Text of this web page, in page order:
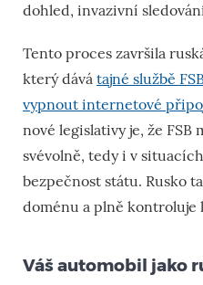
dohled, invazivní
Tento proces završila
který dává tajné službě
vypnout internetové
nové legislativy je, že
svévolně, tedy i v
bezpečnost státu. Rusko
doménu a plně
Váš automobil jako